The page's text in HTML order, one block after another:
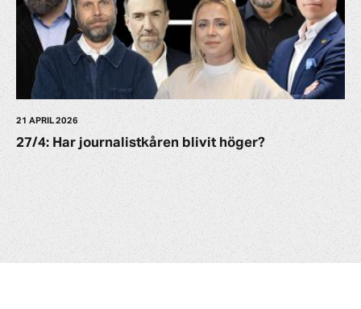
21 APRIL 2026
27/4: Har journalistkåren blivit höger?